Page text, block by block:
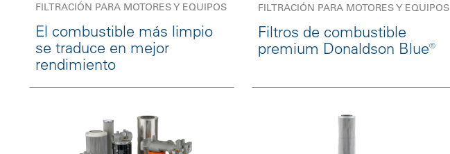
FILTRACIÓN PARA MOTORES Y EQUIPOS
El combustible más limpio
se traduce en mejor
rendimiento
FILTRACIÓN PARA MOTORES Y EQUIPOS
Filtros de combustible
premium Donaldson Blue®